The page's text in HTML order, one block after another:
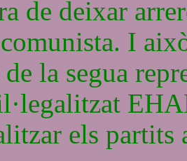
de deixar
I
la segua
els partits